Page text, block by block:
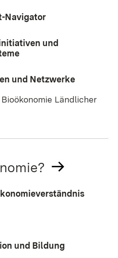
Navigator
und
und Netzwerke
Ländlicher
und Bildung